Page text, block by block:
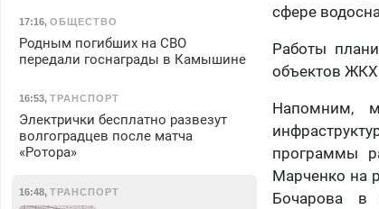
сфере
Работы
объектов ЖКХ
Напомним,
программы
Марченко на
Бочарова в
17:16, ОБЩЕСТВО
Родным погибших на СВО
передали госнаграды в Камышине
16:53, ТРАНСПОРТ
Электрички бесплатно развезут
волгоградцев после матча
«Ротора»
16:48, ТРАНСПОРТ